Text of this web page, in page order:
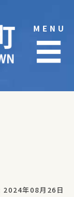
MENU
☰
2024年08月26日